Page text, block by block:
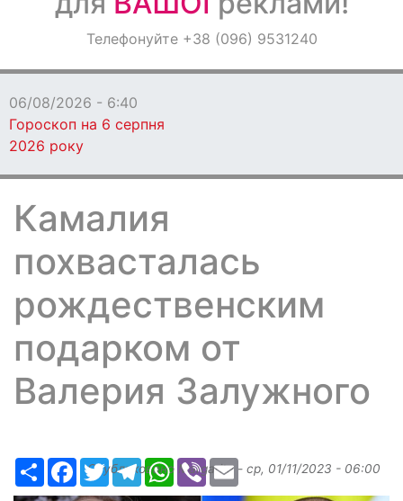
ОголошенняТелефонуйте +38 (096) 9531240
06/08/2026 - 6:40
Гороскоп на 6 серпня
2026 року
Камалия
похвасталась
рождественским
подарком от
Валерия Залужного
РесурсFacebook
TwitterTelegramWhatsApp
ViberEmail
Опубликовано Margarita - ср, 01/11/2023 - 06:00